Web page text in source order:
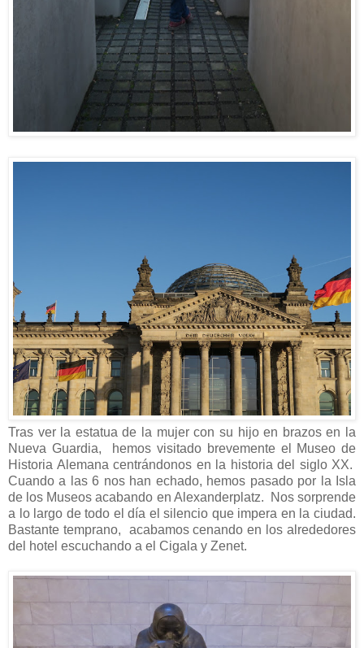
Tras ver la estatua de la mujer con su hijo en brazos en la
Nueva Guardia, hemos visitado brevemente el Museo de
Historia Alemana centrándonos en la historia del siglo XX.
Cuando a las 6 nos han echado, hemos pasado por la Isla
de los Museos acabando en Alexanderplatz. Nos sorprende
a lo largo de todo el día el silencio que impera en la ciudad.
Bastante temprano, acabamos cenando en los alrededores
del hotel escuchando a el Cigala y Zenet.